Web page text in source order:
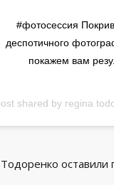
#фотосессия Покривлялось немного тут для самого прекрасного и
деспотичного
покажем вам результат) Спасибо, мой
shared by regina